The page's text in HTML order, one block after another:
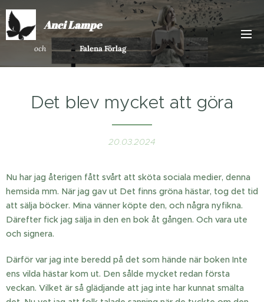
Anci Lampe
och Falena Förlag
Det blev mycket att göra
20.03.2024
Nu har jag återigen fått svårt att sköta sociala medier, denna
hemsida mm. När jag gav ut Det finns gröna hästar, tog det tid
att sälja böcker. Mina vänner köpte den, och några nyfikna.
Därefter fick jag sälja in den en bok åt gången. Och vara ute
och signera.
Därför var jag inte beredd på det som hände när boken Inte
ens vilda hästar kom ut. Den sålde mycket redan första
veckan. Vilket är så glädjande att jag inte har kunnat smälta